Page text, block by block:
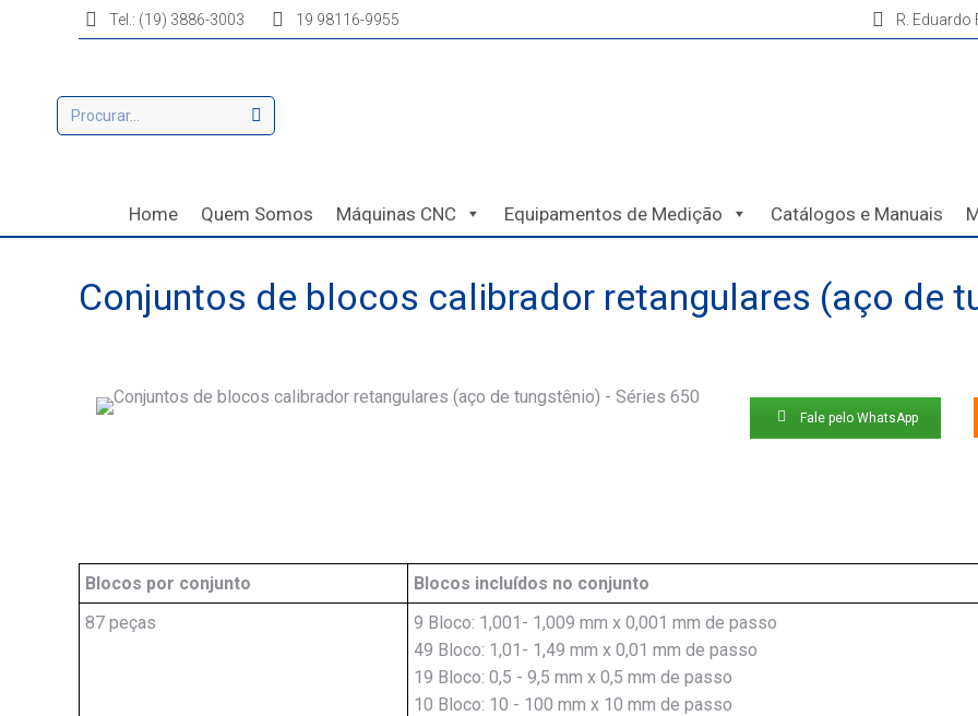
Tel.: (19) 3886-3003 19 98116-9955 R. Eduardo
Home Quem Somos Máquinas CNC Equipamentos de Medição Catálogos e Manuais
Conjuntos de blocos calibrador retangulares (aço de
Fale pelo WhatsApp
Blocos por conjunto Blocos incluídos no conjunto
87 peças
9 Bloco: 1,001- 1,009 mm x 0,001 mm de passo
49 Bloco: 1,01- 1,49 mm x 0,01 mm de passo
19 Bloco: 0,5 - 9,5 mm x 0,5 mm de passo
10 Bloco: 10 - 100 mm x 10 mm de passo